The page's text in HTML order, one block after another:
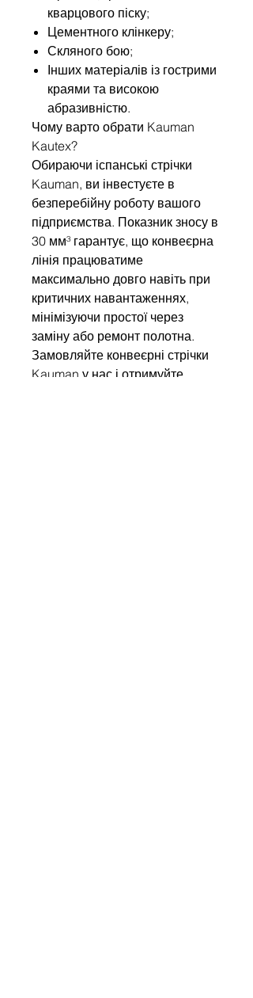
кварцового піску;
Цементного клінкеру;
Скляного бою;
Інших матеріалів із гострими
краями та високою
абразивністю.
Чому варто обрати Kauman
Kautex?
Обираючи іспанські стрічки
Kauman, ви інвестуєте в
безперебійну роботу вашого
підприємства. Показник зносу в
30 мм³ гарантує, що конвеєрна
лінія працюватиме
максимально довго навіть при
критичних навантаженнях,
мінімізуючи простої через
заміну або ремонт полотна.
Замовляйте конвеєрні стрічки
Kauman у нас і отримуйте